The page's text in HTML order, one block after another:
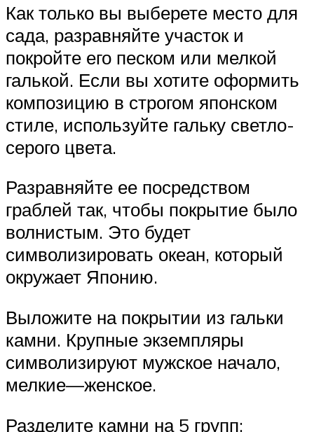
Как только вы выберете место для
сада, разравняйте участок и
покройте его песком или мелкой
галькой. Если вы хотите оформить
композицию в строгом японском
стиле, используйте гальку светло-
серого цвета.
Разравняйте ее посредством
граблей так, чтобы покрытие было
волнистым. Это будет
символизировать океан, который
окружает Японию.
Выложите на покрытии из гальки
камни. Крупные экземпляры
символизируют мужское начало,
мелкие—женское.
Разделите камни на 5 групп: